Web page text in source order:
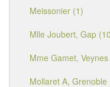
Meissonier (1)
Mlle Joubert, Gap
Mme Gamet,
Mollaret A, Grenoble